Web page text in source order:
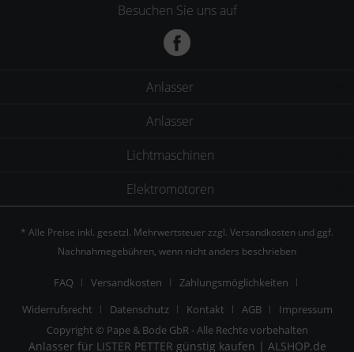
Besuchen Sie uns auf
Anlasser
Anlasser
Lichtmaschinen
Elektromotoren
* Alle Preise inkl. gesetzl. Mehrwertsteuer zzgl. Versandkosten und ggf.
Nachnahmegebühren, wenn nicht anders beschrieben
FAQ Versandkosten
Zahlungsmöglichkeiten
Widerrufsrecht
Datenschutz Kontakt AGB
Impressum
Copyright © Pape & Bode GbR - Alle Rechte vorbehalten
Anlasser für LISTER PETTER günstig kaufen | ALSHOP.de